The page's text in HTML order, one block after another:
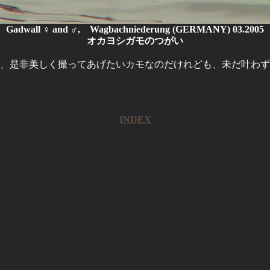
Gadwall ♀ and ♂, Wagbachniederung (GERMANY) 03.2005
オカヨシガモのつがい
是非美しく撮ってあげたいカモなのだけれども、未だ叶わ
INDEX